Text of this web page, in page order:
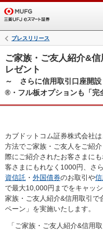
プレスリリース
ご家族・ご友人紹介&
レゼント
～ さらに信用取引口座開
®・フル板オプションも「
カブドットコム証券株式会社
方法でご家族・ご友人をご紹
際にご紹介されたお客さまに
客さまにもれなく1000円、さ
資信託 ・ 外国債券のお取引や信
で最大10,000円までをキャッ
家族・ご友人紹介&信用取引
ペーン」を実施いたします。
「ご家族・ご友人紹介&信用